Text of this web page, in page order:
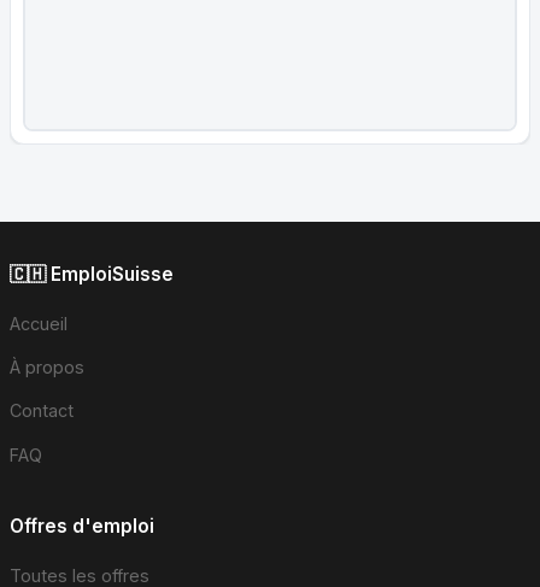
🇨🇭 EmploiSuisse
Accueil
À propos
Contact
FAQ
Offres d'emploi
Toutes les offres